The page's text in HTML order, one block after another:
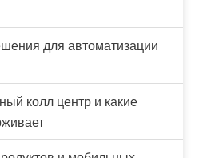
для автоматизации
колл центр и какие